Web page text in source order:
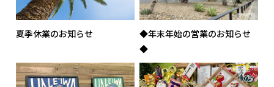
夏季休業のお知らせ
◆年末年始の営業のお知らせ
◆